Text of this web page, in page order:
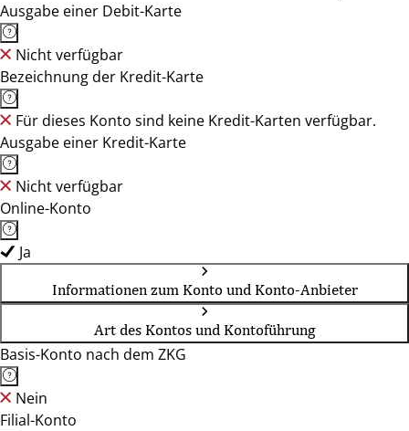
Ausgabe einer Debit-Karte
Nicht verfügbar
Bezeichnung der Kredit-Karte
Für dieses Konto sind keine Kredit-Karten verfügbar.
Ausgabe einer Kredit-Karte
Nicht verfügbar
Online-Konto
Ja
Informationen zum Konto und Konto-Anbieter
Art des Kontos und Kontoführung
Basis-Konto nach dem ZKG
Nein
Filial-Konto